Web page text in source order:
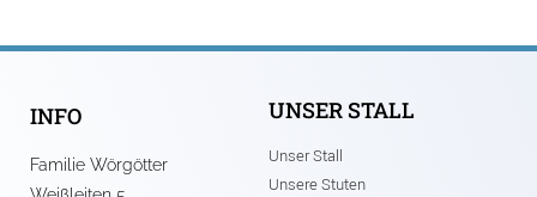
INFO
Familie Wörgötter
UNSER STALL
Unser Stall
Unsere Stuten